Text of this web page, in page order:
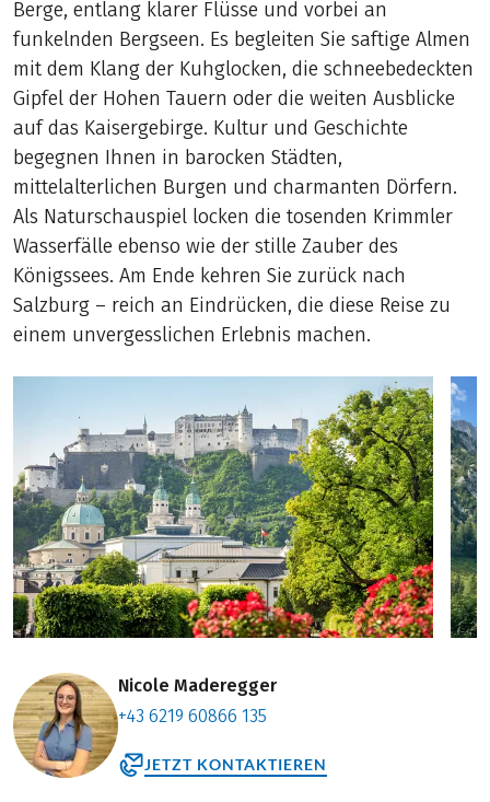
Berge, entlang klarer Flüsse und vorbei an
funkelnden Bergseen. Es begleiten Sie saftige Almen
mit dem Klang der Kuhglocken, die schneebedeckten
Gipfel der Hohen Tauern oder die weiten Ausblicke
auf das Kaisergebirge. Kultur und Geschichte
begegnen Ihnen in barocken Städten,
mittelalterlichen Burgen und charmanten Dörfern.
Als Naturschauspiel locken die tosenden Krimmler
Wasserfälle ebenso wie der stille Zauber des
Königssees. Am Ende kehren Sie zurück nach
Salzburg – reich an Eindrücken, die diese Reise zu
einem unvergesslichen Erlebnis machen.
Nicole Maderegger
+43 6219 60866 135
JETZT KONTAKTIEREN